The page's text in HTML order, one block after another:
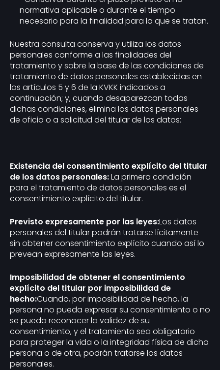
normativa aplicable o durante el tiempo
necesario para la finalidad para la que se tratan.
Nuestra consulta conserva y utiliza los datos
personales conforme a las finalidades del
tratamiento y sobre la base de las condiciones de
tratamiento de datos personales establecidas en
los artículos 5 y 6 de la KVKK indicados a
continuación; y, cuando desaparezcan todas
dichas condiciones, elimina los datos personales
de oficio o a solicitud del titular de los datos:
Existencia del consentimiento explícito del titular
de los datos personales:La primera condición
para el tratamiento de datos personales es el
consentimiento explícito del titular.
Previsto expresamente por las leyes:Los datos
personales del titular podrán tratarse lícitamente
sin obtener consentimiento explícito cuando así lo
prevean expresamente las leyes.
Imposibilidad de obtener el consentimiento
explícito del titular por imposibilidad de
hecho:Cuando, por imposibilidad de hecho, la
persona no pueda expresar su consentimiento o no
se pueda reconocer la validez de su
consentimiento, y el tratamiento sea obligatorio
para proteger la vida o la integridad física de dicha
persona o de otra, podrán tratarse los datos
personales.